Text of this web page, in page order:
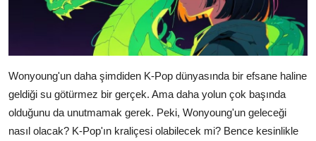
Wonyoung'un daha şimdiden K-Pop dünyasında bir efsane haline
geldiği su götürmez bir gerçek. Ama daha yolun çok başında
olduğunu da unutmamak gerek. Peki, Wonyoung'un geleceği
nasıl olacak? K-Pop'ın kraliçesi olabilecek mi? Bence kesinlikle